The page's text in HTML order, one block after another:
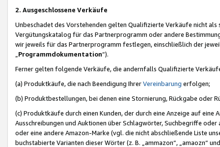
2. Ausgeschlossene Verkäufe
Unbeschadet des Vorstehenden gelten Qualifizierte Verkäufe nicht
Vergütungskatalog für das Partnerprogramm oder andere
wir jeweils für das Partnerprogramm festlegen, einschließlich der
Programmdokumentation“).
Ferner gelten folgende Verkäufe, die andernfalls Qualifizierte
(a) Produktkäufe, die nach Beendigung IhrerVereinbarung erfolgen;
(b) Produktbestellungen, bei denen eine Stornierung, Rückgabe oder
(c) Produktkäufe durch einen Kunden, der durch eine Anzeige auf
Ausschreibungen und Auktionen über Schlagwörter, Suchbegriffe
oder eine andere Amazon-Marke (vgl. die nicht abschließende Liste
buchstabierte Varianten dieser Wörter (z. B. „ammazon“, „amaozn“